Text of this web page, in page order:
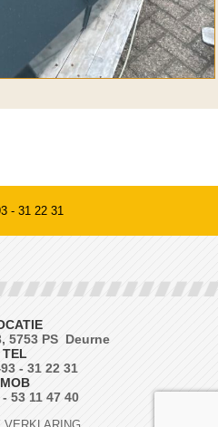
- 31 22 31
5753 PS Deurne
TEL
- 31 22 31
MOB
53 11 47 40